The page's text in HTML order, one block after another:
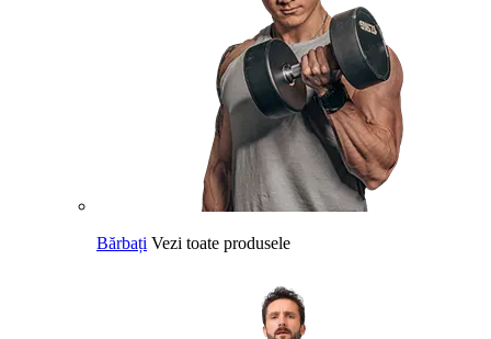
Bărbați Vezi toate produsele